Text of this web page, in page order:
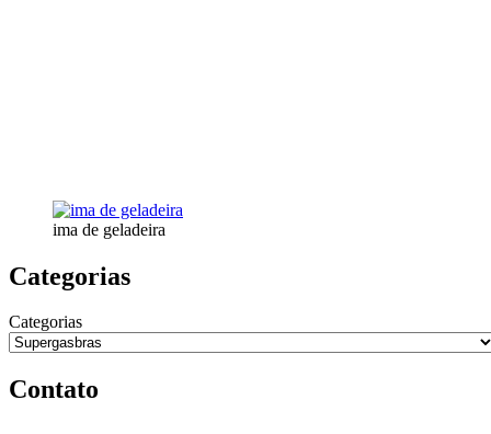
ima de geladeira
Categorias
Categorias
Contato